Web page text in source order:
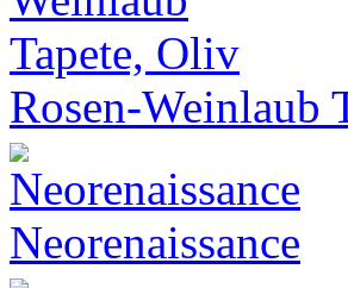
Rosen-Weinlaub
Neorenaissance